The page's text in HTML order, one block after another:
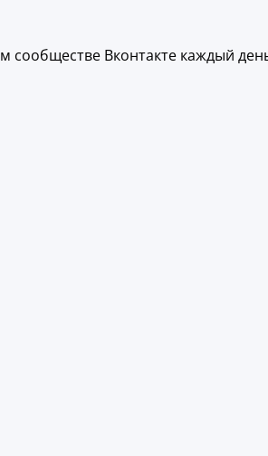
сообществе Вконтакте каждый